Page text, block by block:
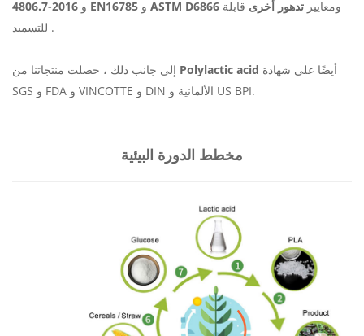
4806.7-2016
EN16785 ASTM D6866 ومعايير تدهور أخرى قابلة
للتسميد .
Polylactic acid أيضًا على شهادة
SGS و FDA و VINCOTTE و DIN الألمانية و US BPI.
مخطط الدورة البيئية